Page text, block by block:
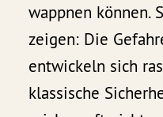
wappnen können.
zeigen: Die
entwickeln sich
klassische